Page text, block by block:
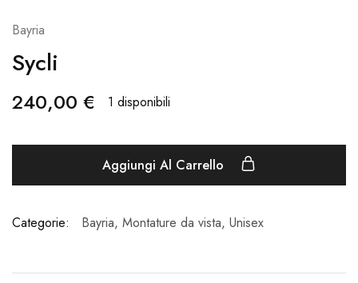
Bayria
Sycli
240,00 € 1 disponibili
Aggiungi Al Carrello
Categorie: Bayria, Montature da vista, Unisex